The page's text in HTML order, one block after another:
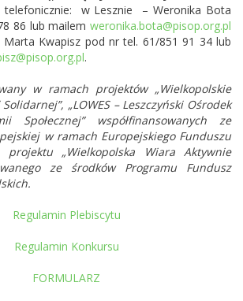
telefonicznie: w Lesznie – Weronika Bota
86 lub mailem weronika.bota@pisop.org.pl
Kwapisz pod nr tel. 61/851 91 34 lub
.
w ramach projektów „Wielkopolskie
„LOWES – Leszczyński Ośrodek
Społecznej” współfinansowanych ze
w ramach Europejskiego Funduszu
projektu „Wielkopolska Wiara Aktywnie
ze środków Programu Fundusz
Regulamin Plebiscytu
Regulamin Konkursu
FORMULARZ